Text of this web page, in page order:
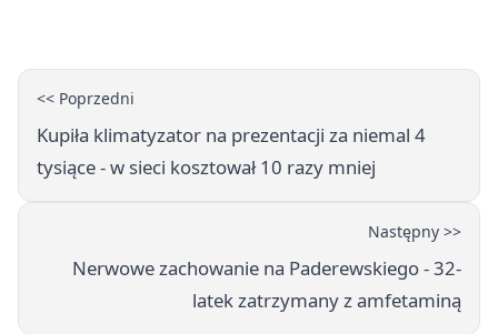
<< Poprzedni
Kupiła klimatyzator na prezentacji za niemal 4
tysiące - w sieci kosztował 10 razy mniej
Następny >>
Nerwowe zachowanie na Paderewskiego - 32-
latek zatrzymany z amfetaminą